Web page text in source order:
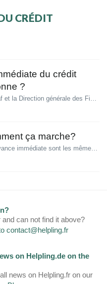
CRÉDIT
du crédit
?
À partir du 14 juin 2022, l’Urssaf et la Direction générale des Finances publiques mettent en place le service Avance immédiate qui vous permet de bénéficie...
ça marche?
Les conditions d’éligibilité à l’avance immédiate sont les mêmes que celles au crédit d’impôt services à la personne : Avoir un numéro fiscal Avoir fait ...
can not find it above?
contact@helpling.fr
on Helpling.de on the
news on Helpling.fr on our